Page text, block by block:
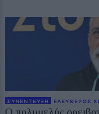
ΣΥΝΕΝΤΕΥΞΗ ΕΛΕΥΘΕΡΟΣ